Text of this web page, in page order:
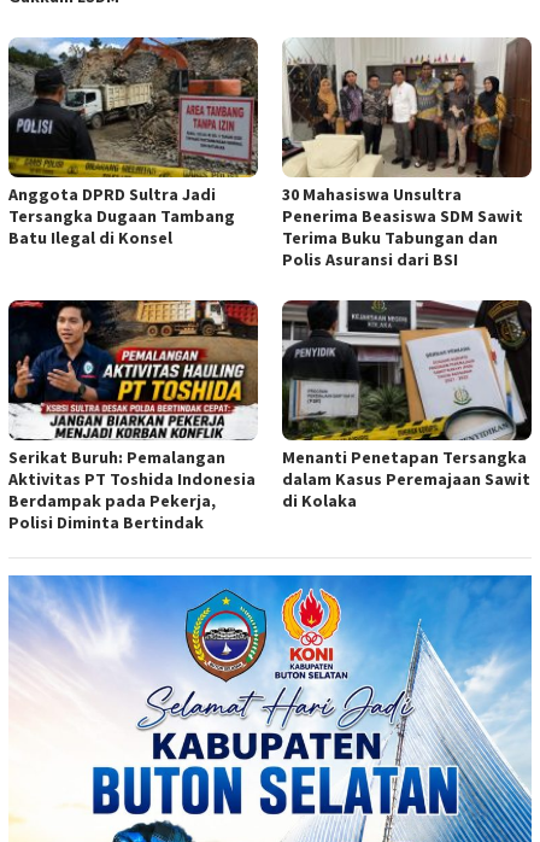
Anggota DPRD Sultra Jadi
Tersangka Dugaan Tambang
Batu Ilegal di Konsel
30 Mahasiswa Unsultra
Penerima Beasiswa SDM Sawit
Terima Buku Tabungan dan
Polis Asuransi dari BSI
Serikat Buruh: Pemalangan
Aktivitas PT Toshida Indonesia
Berdampak pada Pekerja,
Polisi Diminta Bertindak
Menanti Penetapan Tersangka
dalam Kasus Peremajaan Sawit
di Kolaka